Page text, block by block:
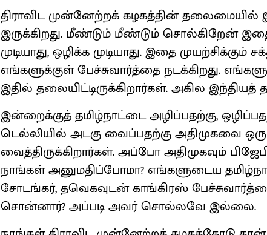
திராவிட முன்னேற்றக் கழகத்தின் தலைமையில்
இருக்கிறது. மீண்டும் மீண்டும் சொல்கிறேன்
முடியாது, ஒழிக்க முடியாது. இதை
எங்களுக்குள் பேச்சுவார்த்தை நடக்கிறது.
இதில் தலையிட்டிருக்கிறார்கள். அகில இந்தியத்
இன்றைக்குத் தமிழ்நாட்டை அழிப்பதற்கு,
டெல்லியில் அடகு வைப்பதற்கு அதிமுகவை ஒரு
வைத்திருக்கிறார்கள். அப்போ அதிமுகவும்
நாங்கள் அனுமதிப்போமா? எங்களுடைய
சோடங்கர், தவெகவுடன் காங்கிரஸ்
சொன்னார்? அப்படி அவர் சொல்லவே இல்லை.